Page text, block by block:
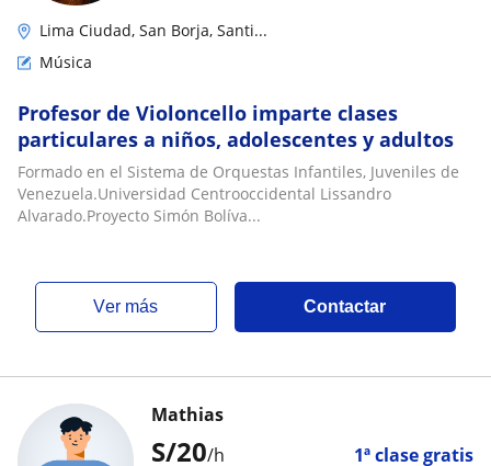
Lima Ciudad, San Borja, Santi...
Música
Profesor de Violoncello imparte clases
particulares a niños, adolescentes y adultos
Formado en el Sistema de Orquestas Infantiles, Juveniles de
Venezuela.Universidad Centrooccidental Lissandro
Alvarado.Proyecto Simón Bolíva...
ver más Contactar
S/20/h 1ª clase gratis
Mathias